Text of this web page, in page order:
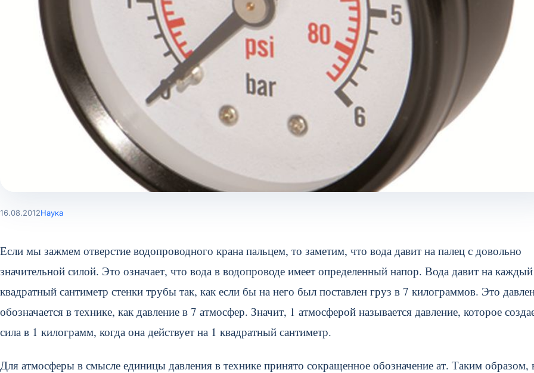
16.08.2012Наука
Если мы зажмем отверстие водопроводного крана пальцем, то заметим, что вода давит на палец с довольно
значительной силой. Это означает, что вода в водопроводе имеет определенный напор. Вода давит на каждый
квадратный сантиметр стенки трубы так, как если бы на него был поставлен груз в 7 килограммов. Это
обозначается в технике, как давление в 7 атмосфер. Значит, 1 атмосферой называется давление, которое
сила в 1 килограмм, когда она действует на 1 квадратный сантиметр.
Для атмосферы в смысле единицы давления в технике принято сокращенное обозначение ат. Таким образом,